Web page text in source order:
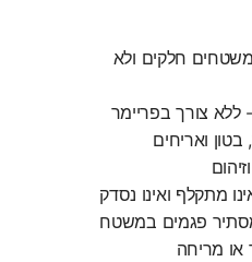
חלקים ולא
ללא צורך בפריימר
ואריחים
מתקלף ואינו נסדק
פגמים במשטח
או מריחה